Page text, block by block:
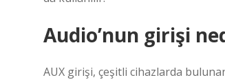
Audio’nun girişi
AUX girişi, çeşitli cihazlarda